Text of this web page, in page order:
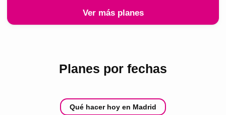
Ver más planes
Planes por fechas
Qué hacer hoy en Madrid